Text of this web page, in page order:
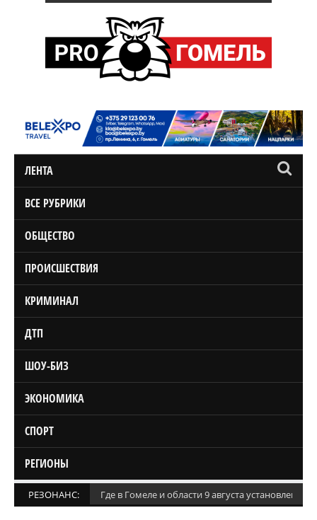
ЛЕНТА
ВСЕ РУБРИКИ
ОБЩЕСТВО
ПРОИСШЕСТВИЯ
КРИМИНАЛ
ДТП
ШОУ-БИЗ
ЭКОНОМИКА
СПОРТ
РЕГИОНЫ
РЕЗОНАНС: Где в Гомеле и области 9 августа установлены